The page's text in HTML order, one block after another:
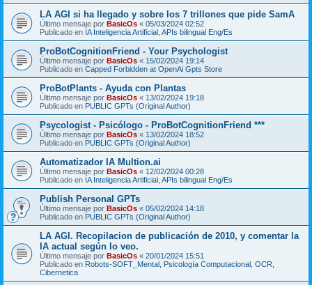
LA AGI si ha llegado y sobre los 7 trillones que pide SamA
Último mensaje por BasicOs « 05/03/2024 02:52
Publicado en IA Inteligencia Artificial, APIs bilingual Eng/Es
ProBotCognitionFriend - Your Psychologist
Último mensaje por BasicOs « 15/02/2024 19:14
Publicado en Capped Forbidden at OpenAi Gpts Store
ProBotPlants - Ayuda con Plantas
Último mensaje por BasicOs « 13/02/2024 19:18
Publicado en PUBLIC GPTs (Original Author)
Psycologist - Psicólogo - ProBotCognitionFriend ***
Último mensaje por BasicOs « 13/02/2024 18:52
Publicado en PUBLIC GPTs (Original Author)
Automatizador IA Multion.ai
Último mensaje por BasicOs « 12/02/2024 00:28
Publicado en IA Inteligencia Artificial, APIs bilingual Eng/Es
Publish Personal GPTs
Último mensaje por BasicOs « 05/02/2024 14:18
Publicado en PUBLIC GPTs (Original Author)
LA AGI. Recopilacion de publicación de 2010, y comentar la
IA actual según lo veo.
Último mensaje por BasicOs « 20/01/2024 15:51
Publicado en Robots-SOFT_Mental, Psicología Computacional, OCR,
Cibernetica